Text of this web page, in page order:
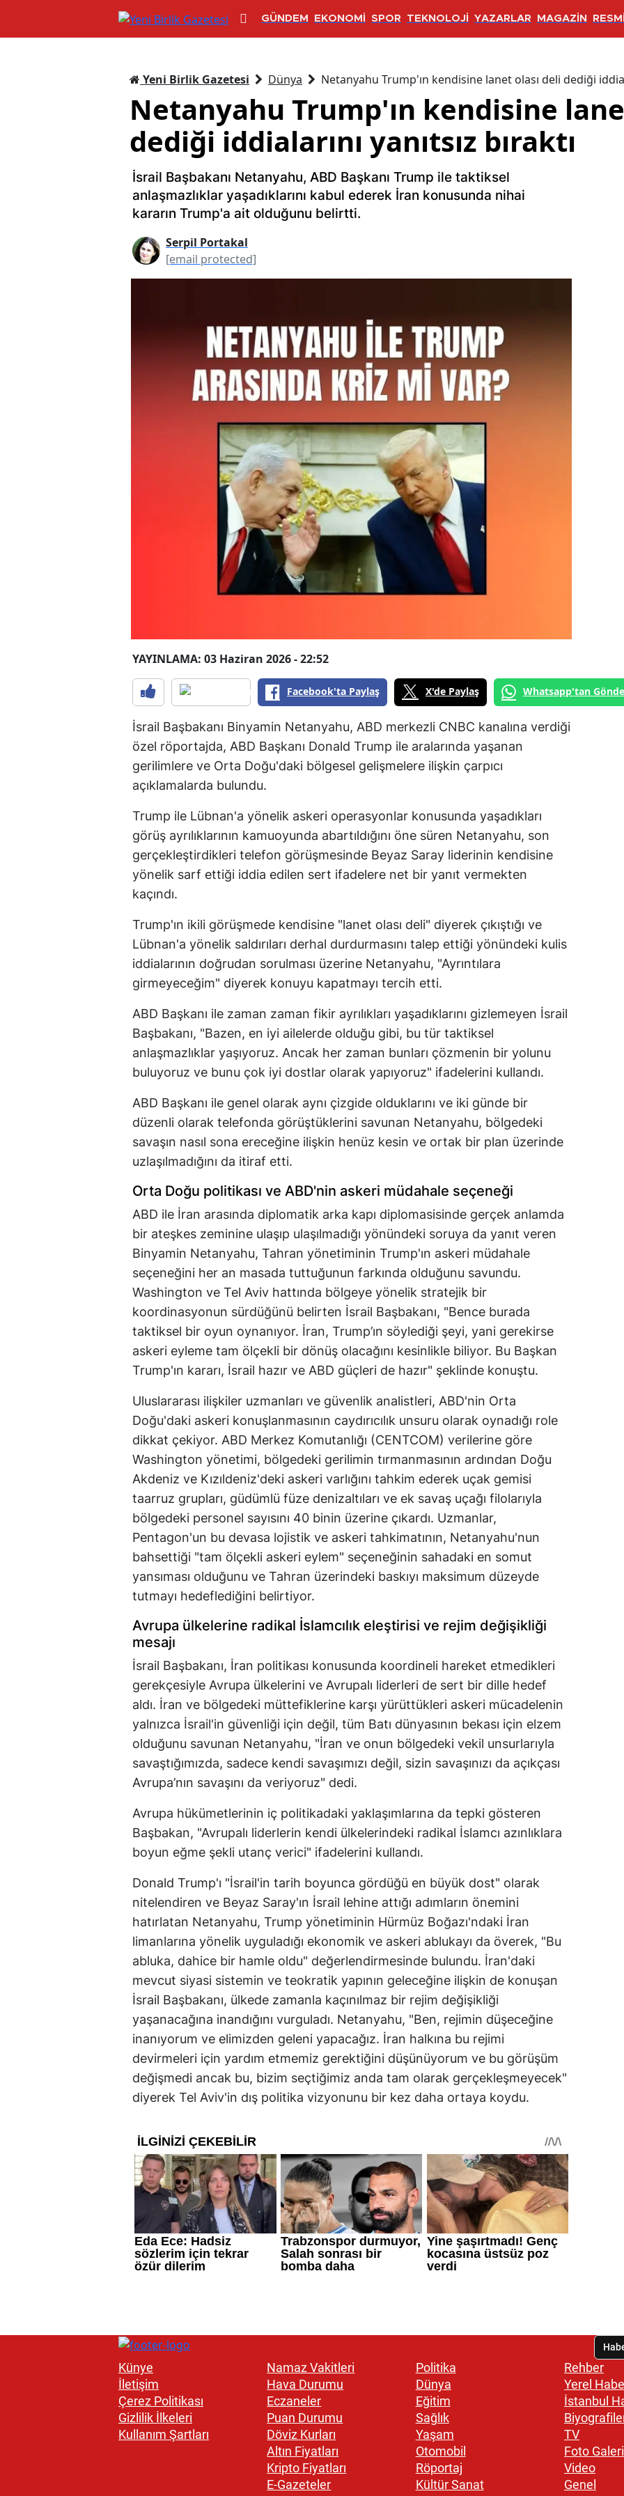
GÜNDEM EKONOMİ SPOR TEKNOLOJİ YAZARLAR MAGAZİN
Yeni Birlik Gazetesi Dünya Netanyahu Trump'ın kendisine lanet olası deli dediği
Netanyahu Trump'ın kendisine
dediği iddialarını yanıtsız bıraktı
İsrail Başbakanı Netanyahu, ABD Başkanı Trump ile taktiksel
anlaşmazlıklar yaşadıklarını kabul ederek İran konusunda nihai
kararın Trump'a ait olduğunu belirtti.
Serpil Portakal
[email protected]
YAYINLAMA: 03 Haziran 2026 - 22:52
Facebook'ta Paylaş X'de Paylaş Whatsapp'tan
İsrail Başbakanı Binyamin Netanyahu, ABD merkezli CNBC kanalına verdiği
özel röportajda, ABD Başkanı Donald Trump ile aralarında yaşanan
gerilimlere ve Orta Doğu'daki bölgesel gelişmelere ilişkin çarpıcı
açıklamalarda bulundu.
Trump ile Lübnan'a yönelik askeri operasyonlar konusunda yaşadıkları
görüş ayrılıklarının kamuoyunda abartıldığını öne süren Netanyahu, son
gerçekleştirdikleri telefon görüşmesinde Beyaz Saray liderinin kendisine
yönelik sarf ettiği iddia edilen sert ifadelere net bir yanıt vermekten
kaçındı.
Trump'ın ikili görüşmede kendisine "lanet olası deli" diyerek çıkıştığı ve
Lübnan'a yönelik saldırıları derhal durdurmasını talep ettiği yönündeki kulis
iddialarının doğrudan sorulması üzerine Netanyahu, "Ayrıntılara
girmeyeceğim" diyerek konuyu kapatmayı tercih etti.
ABD Başkanı ile zaman zaman fikir ayrılıkları yaşadıklarını gizlemeyen İsrail
Başbakanı, "Bazen, en iyi ailelerde olduğu gibi, bu tür taktiksel
anlaşmazlıklar yaşıyoruz. Ancak her zaman bunları çözmenin bir yolunu
buluyoruz ve bunu çok iyi dostlar olarak yapıyoruz" ifadelerini kullandı.
ABD Başkanı ile genel olarak aynı çizgide olduklarını ve iki günde bir
düzenli olarak telefonda görüştüklerini savunan Netanyahu, bölgedeki
savaşın nasıl sona ereceğine ilişkin henüz kesin ve ortak bir plan üzerinde
uzlaşılmadığını da itiraf etti.
Orta Doğu politikası ve ABD'nin askeri müdahale seçeneği
ABD ile İran arasında diplomatik arka kapı diplomasisinde gerçek anlamda
bir ateşkes zeminine ulaşıp ulaşılmadığı yönündeki soruya da yanıt veren
Binyamin Netanyahu, Tahran yönetiminin Trump'ın askeri müdahale
seçeneğini her an masada tuttuğunun farkında olduğunu savundu.
Washington ve Tel Aviv hattında bölgeye yönelik stratejik bir
koordinasyonun sürdüğünü belirten İsrail Başbakanı, "Bence burada
taktiksel bir oyun oynanıyor. İran, Trump’ın söylediği şeyi, yani gerekirse
askeri eyleme tam ölçekli bir dönüş olacağını kesinlikle biliyor. Bu Başkan
Trump'ın kararı, İsrail hazır ve ABD güçleri de hazır" şeklinde konuştu.
Uluslararası ilişkiler uzmanları ve güvenlik analistleri, ABD'nin Orta
Doğu'daki askeri konuşlanmasının caydırıcılık unsuru olarak oynadığı role
dikkat çekiyor. ABD Merkez Komutanlığı (CENTCOM) verilerine göre
Washington yönetimi, bölgedeki gerilimin tırmanmasının ardından Doğu
Akdeniz ve Kızıldeniz'deki askeri varlığını tahkim ederek uçak gemisi
taarruz grupları, güdümlü füze denizaltıları ve ek savaş uçağı filolarıyla
bölgedeki personel sayısını 40 binin üzerine çıkardı. Uzmanlar,
Pentagon'un bu devasa lojistik ve askeri tahkimatının, Netanyahu'nun
bahsettiği "tam ölçekli askeri eylem" seçeneğinin sahadaki en somut
yansıması olduğunu ve Tahran üzerindeki baskıyı maksimum düzeyde
tutmayı hedeflediğini belirtiyor.
Avrupa ülkelerine radikal İslamcılık eleştirisi ve rejim değişikliği
mesajı
İsrail Başbakanı, İran politikası konusunda koordineli hareket etmedikleri
gerekçesiyle Avrupa ülkelerini ve Avrupalı liderleri de sert bir dille hedef
aldı. İran ve bölgedeki müttefiklerine karşı yürüttükleri askeri mücadelenin
yalnızca İsrail'in güvenliği için değil, tüm Batı dünyasının bekası için elzem
olduğunu savunan Netanyahu, "İran ve onun bölgedeki vekil unsurlarıyla
savaştığımızda, sadece kendi savaşımızı değil, sizin savaşınızı da açıkçası
Avrupa’nın savaşını da veriyoruz" dedi.
Avrupa hükümetlerinin iç politikadaki yaklaşımlarına da tepki gösteren
Başbakan, "Avrupalı liderlerin kendi ülkelerindeki radikal İslamcı azınlıklara
boyun eğme şekli utanç verici" ifadelerini kullandı.
Donald Trump'ı "İsrail'in tarih boyunca gördüğü en büyük dost" olarak
nitelendiren ve Beyaz Saray'ın İsrail lehine attığı adımların önemini
hatırlatan Netanyahu, Trump yönetiminin Hürmüz Boğazı'ndaki İran
limanlarına yönelik uyguladığı ekonomik ve askeri ablukayı da överek, "Bu
abluka, dahice bir hamle oldu" değerlendirmesinde bulundu. İran'daki
mevcut siyasi sistemin ve teokratik yapının geleceğine ilişkin de konuşan
İsrail Başbakanı, ülkede zamanla kaçınılmaz bir rejim değişikliği
yaşanacağına inandığını vurguladı. Netanyahu, "Ben, rejimin düşeceğine
inanıyorum ve elimizden geleni yapacağız. İran halkına bu rejimi
devirmeleri için yardım etmemiz gerektiğini düşünüyorum ve bu görüşüm
değişmedi ancak bu, bizim seçtiğimiz anda tam olarak gerçekleşmeyecek"
diyerek Tel Aviv'in dış politika vizyonunu bir kez daha ortaya koydu.
Künye
İletişim
Çerez Politikası
Gizlilik İlkeleri
Kullanım Şartları
Namaz Vakitleri
Hava Durumu
Eczaneler
Puan Durumu
Döviz Kurları
Altın Fiyatları
Kripto Fiyatları
E-Gazeteler
Politika
Dünya
Eğitim
Sağlık
Yaşam
Otomobil
Röportaj
Kültür Sanat
Rehber
Yerel
İstanbul
TV
Foto Galeri
Video
Genel